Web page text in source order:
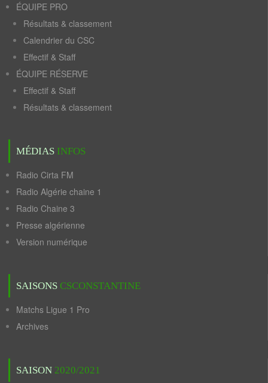
ÉQUIPE PRO
Résultats & classement
Calendrier du CSC
Effectif & Staff
ÉQUIPE RÉSERVE
Effectif & Staff
Résultats & classement
MÉDIAS INFOS
Radio Cirta FM
Radio Algérie chaine 1
Radio Chaine 3
Presse algérienne
Version numérique
SAISONS CSCONSTANTINE
Matchs Ligue 1 Pro
Archives
SAISON 2020/2021